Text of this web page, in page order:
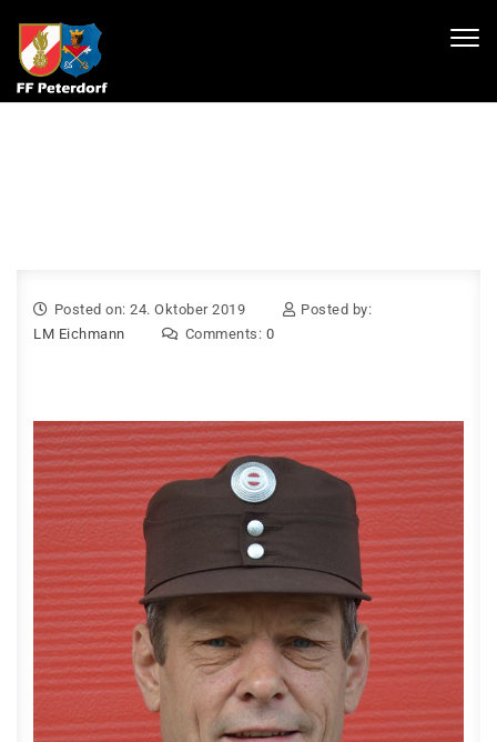
Posted on: 24. Oktober 2019
Posted by:
LM Eichmann
Comments: 0